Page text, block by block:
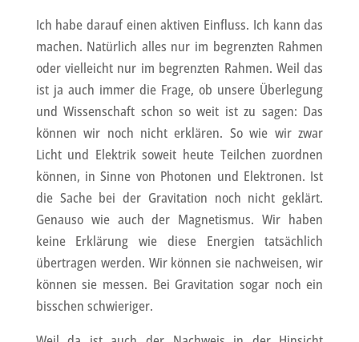
Ich habe darauf einen aktiven Einfluss. Ich kann das
machen. Natürlich alles nur im begrenzten Rahmen
oder vielleicht nur im begrenzten Rahmen. Weil das
ist ja auch immer die Frage, ob unsere Überlegung
und Wissenschaft schon so weit ist zu sagen: Das
können wir noch nicht erklären. So wie wir zwar
Licht und Elektrik soweit heute Teilchen zuordnen
können, in Sinne von Photonen und Elektronen. Ist
die Sache bei der Gravitation noch nicht geklärt.
Genauso wie auch der Magnetismus. Wir haben
keine Erklärung wie diese Energien tatsächlich
übertragen werden. Wir können sie nachweisen, wir
können sie messen. Bei Gravitation sogar noch ein
bisschen schwieriger.